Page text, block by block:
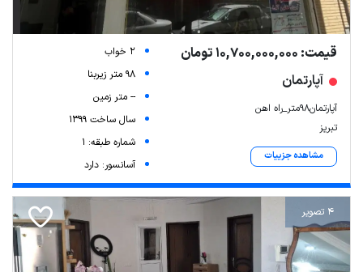
قیمت: 10,700,000,000 تومان
آپارتمان
آپارتمان۹۸متر_راه اهن
تبریز
مشاهده جزییات
2 خواب
98 متر زیربنا
-- متر زمین
سال ساخت 1399
شماره طبقه: 1
آسانسور: دارد
4 تصویر